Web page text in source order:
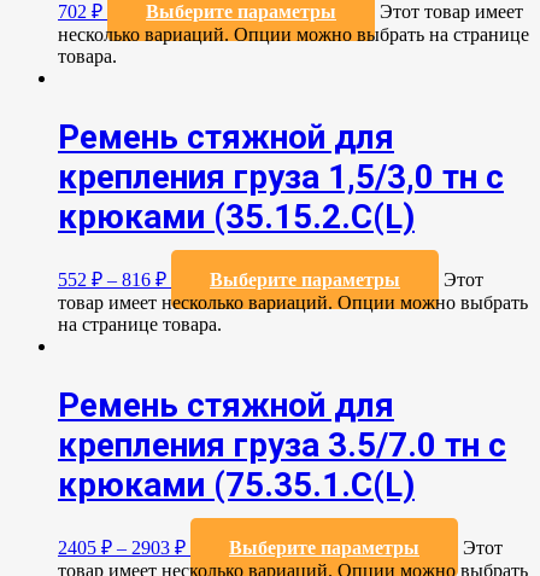
702 ₽ Выберите параметры
Этот товар имеет
несколько вариаций. Опции можно выбрать на странице
товара.
Ремень стяжной для
крепления груза 1,5/3,0 тн с
крюками (35.15.2.С(L)
552 ₽ – 816 ₽ Выберите параметры
Этот
товар имеет несколько вариаций. Опции можно выбрать
на странице товара.
Ремень стяжной для
крепления груза 3.5/7.0 тн с
крюками (75.35.1.C(L)
2405 ₽ – 2903 ₽ Выберите параметры
Этот
товар имеет несколько вариаций. Опции можно выбрать